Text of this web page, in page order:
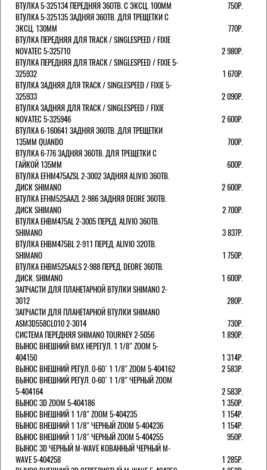
ВТУЛКА 5-325134 ПЕРЕДНЯЯ 36ОТВ. С ЭКСЦ. 100ММ
750Р.
ВТУЛКА 5-325135 ЗАДНЯЯ 36ОТВ. ДЛЯ ТРЕЩЕТКИ С
ЭКСЦ. 130ММ
770Р.
ВТУЛКА ПЕРЕДНЯЯ ДЛЯ TRACK / SINGLESPEED / FIXIE
NOVATEC 5-325710
2 980Р.
ВТУЛКА ПЕРЕДНЯЯ ДЛЯ TRACK / SINGLESPEED / FIXIE 5-
325932
1 670Р.
ВТУЛКА ЗАДНЯЯ ДЛЯ TRACK / SINGLESPEED / FIXIE 5-
325933
2 090Р.
ВТУЛКА ЗАДНЯЯ ДЛЯ TRACK / SINGLESPEED / FIXIE
NOVATEC 5-325946
2 600Р.
ВТУЛКА 6-160641 ЗАДНЯЯ 36ОТВ. ДЛЯ ТРЕЩЕТКИ
135ММ QUANDO
700Р.
ВТУЛКА 6-776 ЗАДНЯЯ 36ОТВ. ДЛЯ ТРЕЩЕТКИ С
ГАЙКОЙ 135ММ
600Р.
ВТУЛКА EFHM475AZSL 2-3002 ЗАДНЯЯ ALIVIO 36ОТВ.
ДИСК SHIMANO
2 600Р.
ВТУЛКА EFHM525AAZL 2-986 ЗАДНЯЯ DEORE 36ОТВ.
ДИСК SHIMANO
2 700Р.
ВТУЛКА EHBM475AL 2-3005 ПЕРЕД. ALIVIO 36ОТВ.
SHIMANO
3 837Р.
ВТУЛКА EHBM475BL 2-911 ПЕРЕД. ALIVIO 32ОТВ.
SHIMANO
1 750Р.
ВТУЛКА EHBM525AALS 2-988 ПЕРЕД. DEORE 36ОТВ.
ДИСК. SHIMANO
1 600Р.
ЗАПЧАСТИ ДЛЯ ПЛАНЕТАРНОЙ ВТУЛКИ SHIMANO 2-
3012
280Р.
ЗАПЧАСТИ ДЛЯ ПЛАНЕТАРНОЙ ВТУЛКИ SHIMANO
ASM3D558CL010 2-3014
730Р.
СИСТЕМА ПЕРЕДНЯЯ SHIMANO TOURNEY 2-5056
1 890Р.
ВЫНОС ВНЕШНИЙ BMX НЕРЕГУЛ. 1 1/8" ZOOM 5-
404150
1 314Р.
ВЫНОС ВНЕШНИЙ РЕГУЛ. 0-60` 1 1/8" ZOOM 5-404162
2 583Р.
ВЫНОС ВНЕШНИЙ РЕГУЛ. 0-60` 1 1/8" ЧЕРНЫЙ ZOOM
5-404164
2 583Р.
ВЫНОС 3D ZOOM 5-404186
1 350Р.
ВЫНОС ВНЕШНИЙ 1 1/8" ZOOM 5-404235
1 154Р.
ВЫНОС ВНЕШНИЙ 1 1/8" ЧЕРНЫЙ ZOOM 5-404236
1 154Р.
ВЫНОС ВНЕШНИЙ 1 1/8" ЧЕРНЫЙ ZOOM 5-404255
950Р.
ВЫНОС 3D ЧЕРНЫЙ M-WAVE КОВАННЫЙ ЧЕРНЫЙ M-
WAVE 5-404258
1 285Р.